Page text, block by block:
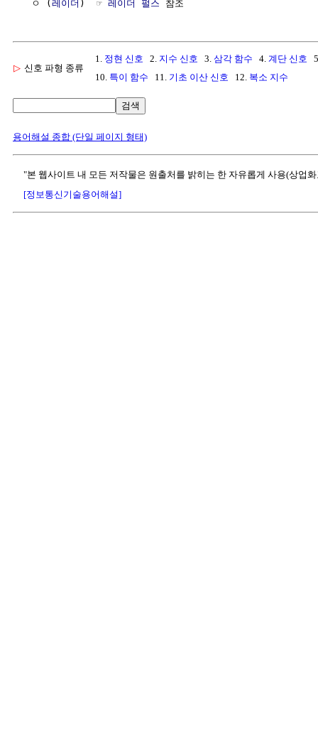
  ㅇ (
레이더 )  ☞ 레이더 펄스
▷ 신호 파형 종류
1. 정현 신호 2. 지수 신호 3. 삼각 함수 4. 계단 신호
10. 특이 함수 11. 기초 이산 신호 12. 복소 지수
검색
용어해설 종합 (단일 페이지 형태)
"본 웹사이트 내 모든 저작물은 원출처를 밝히는 한 자유롭게 사용(상업
[정보통신기술용어해설]